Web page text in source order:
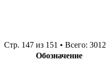
Стр. 147 из 151 • Всего: 3012
Обозначение